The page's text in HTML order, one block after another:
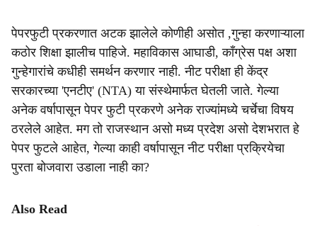
पेपरफुटी प्रकरणात अटक झालेले कोणीही असोत ,गुन्हा करणाऱ्याला
कठोर शिक्षा झालीच पाहिजे. महाविकास आघाडी, काँग्रेस पक्ष अशा
गुन्हेगारांचे कधीही समर्थन करणार नाही. नीट परीक्षा ही केंद्र
सरकारच्या 'एनटीए' (NTA) या संस्थेमार्फत घेतली जाते. गेल्या
अनेक वर्षापासून पेपर फुटी प्रकरणे अनेक राज्यांमध्ये चर्चेचा विषय
ठरलेले आहेत. मग तो राजस्थान असो मध्य प्रदेश असो देशभरात हे
पेपर फुटले आहेत, गेल्या काही वर्षापासून नीट परीक्षा प्रक्रियेचा
पुरता बोजवारा उडाला नाही का?
Also Read